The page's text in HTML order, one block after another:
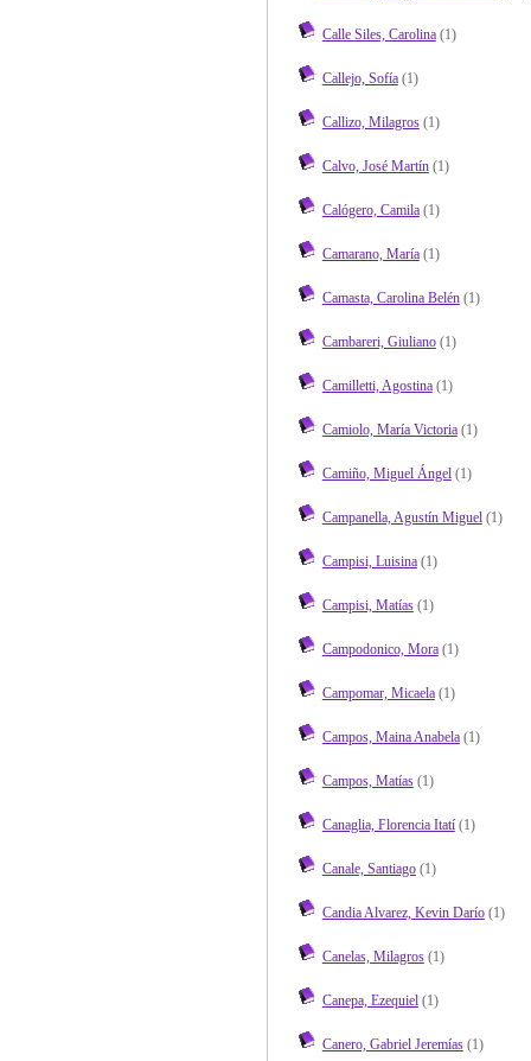
Calle Siles, Carolina(1)
Callejo, Sofía(1)
Callizo, Milagros(1)
Calvo, José Martín(1)
Calógero, Camila(1)
Camarano, María(1)
Camasta, Carolina Belén(1)
Cambareri, Giuliano(1)
Camilletti, Agostina(1)
Camiolo, María Victoria(1)
Camiño, Miguel Ángel(1)
Campanella, Agustín Miguel(1)
Campisi, Luisina(1)
Campisi, Matías(1)
Campodonico, Mora(1)
Campomar, Micaela(1)
Campos, Maina Anabela(1)
Campos, Matías(1)
Canaglia, Florencia Itatí(1)
Canale, Santiago(1)
Candia Alvarez, Kevin Darío(1)
Canelas, Milagros(1)
Canepa, Ezequiel(1)
Canero, Gabriel Jeremías(1)